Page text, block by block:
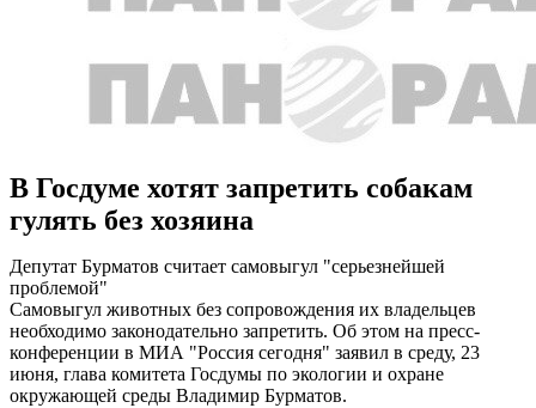
В Госдуме хотят запретить собакам
гулять без хозяина
Депутат Бурматов считает самовыгул "серьезнейшей
проблемой"
Самовыгул животных без сопровождения их владельцев
необходимо законодательно запретить. Об этом на пресс-
конференции в МИА "Россия сегодня" заявил в среду, 23
июня, глава комитета Госдумы по экологии и охране
окружающей среды Владимир Бурматов.